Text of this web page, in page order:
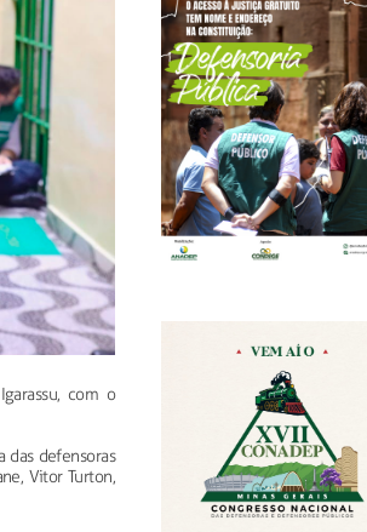
com o
das defensoras
Vitor Turton,